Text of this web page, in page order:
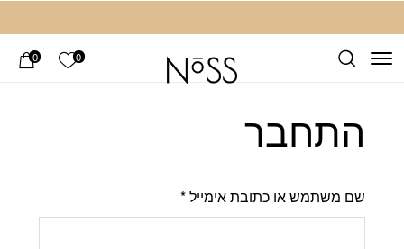
0 הרשימה
0
התחבר
שם משתמש או כתובת אימייל*